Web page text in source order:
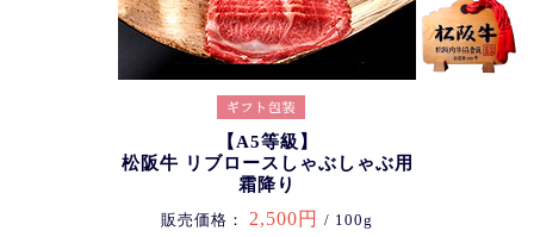
【A5等級】
松阪牛 リブロースしゃぶしゃぶ用
霜降り
販売価格： 2,500円 / 100g